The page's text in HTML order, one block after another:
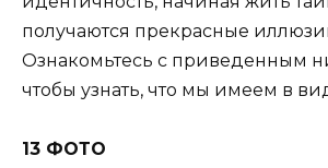
получаются прекрасные
Ознакомьтесь с приведенным
чтобы узнать, что мы имеем в
13 ФОТО